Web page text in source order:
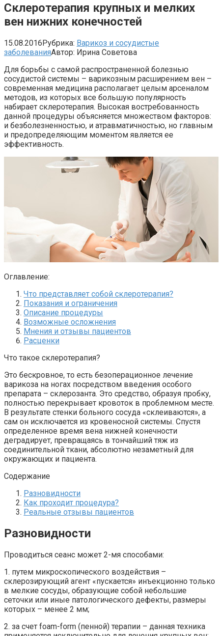
Склеротерапия крупных и мелких
вен нижних конечностей
15.08.2016Рубрика: Варикоз и сосудистые
заболеванияАвтор: Ирина Советова
Для борьбы с самой распространенной болезнью
сосудистой системы – варикозным расширением вен –
современная медицина располагает целым арсеналом
методов, из которых все большую популярность
набирает склеротерапия. Высокая востребованность
данной процедуры объясняется множеством факторов:
и безболезненностью, и атравматичностью, но главным
и предопределяющим моментом является ее
эффективность.
Оглавление:
Что представляет собой склеротерапия?
Показания и ограничения
Описание процедуры
Возможные осложнения
Мнения и отзывы пациентов
Расценки
Что такое склеротерапия?
Это бескровное, то есть безоперационное лечение
варикоза на ногах посредством введения особого
препарата – склерозанта. Это средство, образуя пробку,
полностью перекрывает кровоток в проблемном месте.
В результате стенки больного сосуда «склеиваются», а
сам он исключается из кровеносной системы. Спустя
определенное время вена нижней конечности
деградирует, превращаясь в тончайший тяж из
соединительной ткани, абсолютно незаметный для
окружающих и пациента.
Содержание
Разновидности
Как проходит процедура?
Реальные отзывы пациентов
Разновидности
Проводиться сеанс может 2-мя способами:
1. путем микроскопического воздействия –
склерозирующий агент «пускается» инъекционно только
в мелкие сосуды, образующие собой небольшие
сеточки или иные патологического дефекты, размеры
которых – менее 2 мм;
2. за счет foam-form (пенной) терапии – данная техника